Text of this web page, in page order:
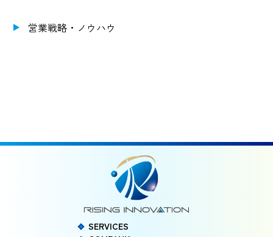
営業戦略・ノウハウ
SERVICES